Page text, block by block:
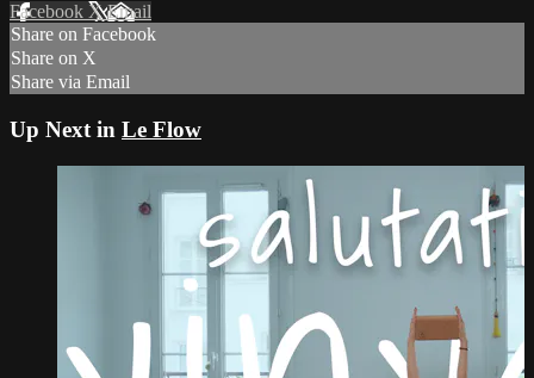
Facebook XEmail
Share on Facebook
Share on X
Share via Email
Up Next in Le Flow